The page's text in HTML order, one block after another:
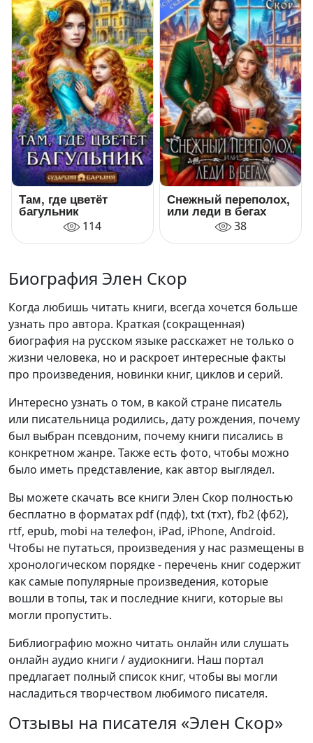
Там, где цветёт
багульник
114
Снежный переполох,
или леди в бегах
38
Биография Элен Скор
Когда любишь читать книги, всегда хочется больше
узнать про автора. Краткая (сокращенная)
биография на русском языке расскажет не только о
жизни человека, но и раскроет интересные факты
про произведения, новинки книг, циклов и серий.
Интересно узнать о том, в какой стране писатель
или писательница родились, дату рождения, почему
был выбран псевдоним, почему книги писались в
конкретном жанре. Также есть фото, чтобы можно
было иметь представление, как автор выглядел.
Вы можете скачать все книги Элен Скор полностью
бесплатно в форматах pdf (пдф), txt (тхт), fb2 (фб2),
rtf, epub, mobi на телефон, iPad, iPhone, Android.
Чтобы не путаться, произведения у нас размещены в
хронологическом порядке - перечень книг содержит
как самые популярные произведения, которые
вошли в топы, так и последние книги, которые вы
могли пропустить.
Библиографию можно читать онлайн или слушать
онлайн аудио книги / аудиокниги. Наш портал
предлагает полный список книг, чтобы вы могли
насладиться творчеством любимого писателя.
Отзывы на писателя «Элен Скор»